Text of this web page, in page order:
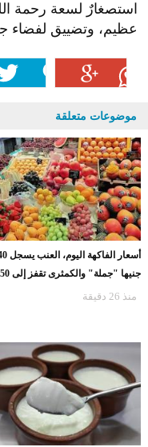
استصغارٌ لسعة رحمة
عظيم، وتضييق لفضاء
موضوعات متعلقة
أسعار الفاكهة
جنيها "جملة" والكمثرى تقفز إلى 50
منذ 26 دقيقة